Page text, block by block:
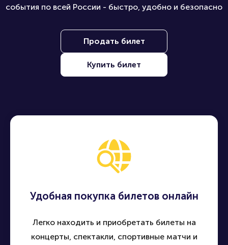
события по всей России - быстро, удобно и безопасно
Продать билет
Купить билет
Удобная покупка билетов онлайн
Легко находить и приобретать билеты на
концерты, спектакли, спортивные матчи и